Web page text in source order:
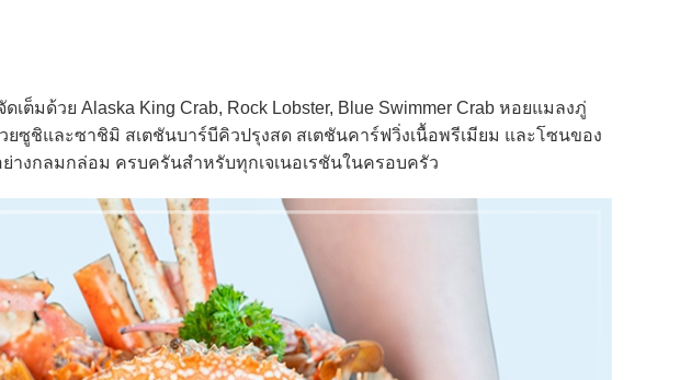
ดเต็มด้วย Alaska King Crab, Rock Lobster, Blue Swimmer Crab หอยแมลงภู่
ซูชิและซาชิมิ สเตชันบาร์บีคิวปรุงสด สเตชันคาร์ฟวิ่งเนื้อพรีเมียม และโซนของ
งกลมกล่อม ครบครันสำหรับทุกเจเนอเรชันในครอบครัว